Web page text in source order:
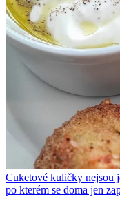
Cuketové kuličky nejsou
po kterém se doma jen